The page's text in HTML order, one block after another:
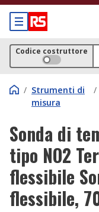
Codice costruttore
/ Strumenti di
misura
/
Sonda di
tipo NO2
flessibile
flessibile,